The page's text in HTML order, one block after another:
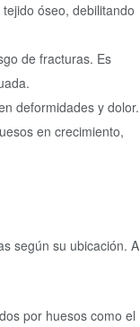
óseo, debilitando
de fracturas. Es
deformidades y dolor.
en crecimiento,
según su ubicación. A
por huesos como el